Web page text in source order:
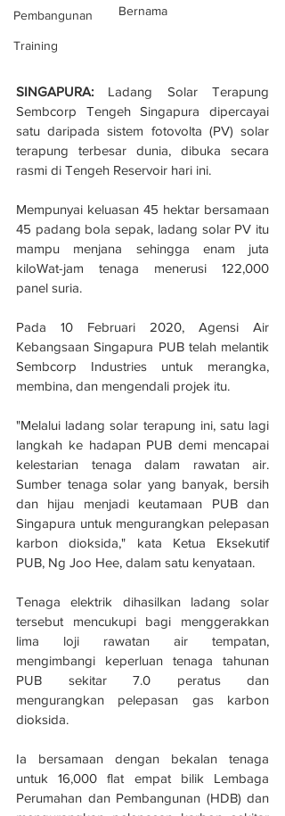
Pembangunan
Training
Bernama
SINGAPURA: Ladang Solar Terapung
Sembcorp Tengeh Singapura dipercayai
satu daripada sistem fotovolta (PV) solar
terapung terbesar dunia, dibuka secara
rasmi di Tengeh Reservoir hari ini.
Mempunyai keluasan 45 hektar bersamaan
45 padang bola sepak, ladang solar PV itu
mampu menjana sehingga enam juta
kiloWat-jam tenaga menerusi 122,000
panel suria.
Pada 10 Februari 2020, Agensi Air
Kebangsaan Singapura PUB telah melantik
Sembcorp Industries untuk merangka,
membina, dan mengendali projek itu.
"Melalui ladang solar terapung ini, satu lagi
langkah ke hadapan PUB demi mencapai
kelestarian tenaga dalam rawatan air.
Sumber tenaga solar yang banyak, bersih
dan hijau menjadi keutamaan PUB dan
Singapura untuk mengurangkan pelepasan
karbon dioksida," kata Ketua Eksekutif
PUB, Ng Joo Hee, dalam satu kenyataan.
Tenaga elektrik dihasilkan ladang solar
tersebut mencukupi bagi menggerakkan
lima loji rawatan air tempatan,
mengimbangi keperluan tenaga tahunan
PUB sekitar 7.0 peratus dan
mengurangkan pelepasan gas karbon
dioksida.
Ia bersamaan dengan bekalan tenaga
untuk 16,000 flat empat bilik Lembaga
Perumahan dan Pembangunan (HDB) dan